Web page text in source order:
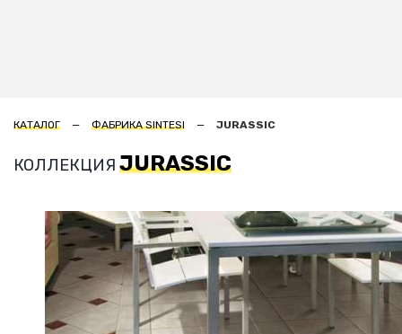
КАТАЛОГ ФАБРИКА SINTESI JURASSIC
КОЛЛЕКЦИЯ JURASSIC